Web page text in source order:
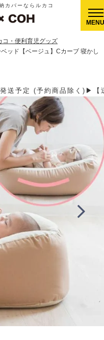
カバーならルカコ
コ・便利育児グッズ
ッド【ベージュ】Cカーブ 寝かし
400円(全国一律)、ゆ